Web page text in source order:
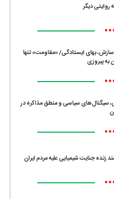
روایتی دیگر
بهای ایستادگی/ «مقاومت» تنها
به پیروزی
سیگنال‌های سیاسی و منطق مذاکره در
زنده جنایت شیمیایی علیه مردم ایران